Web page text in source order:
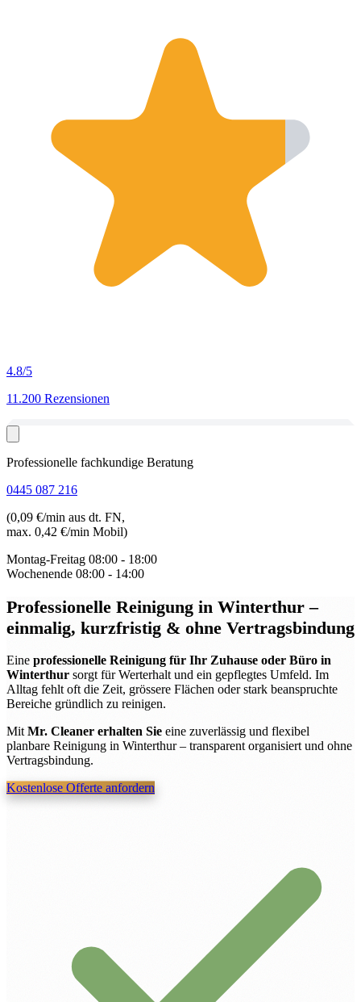
4.8/5
11.200 Rezensionen
Professionelle fachkundige Beratung
0445 087 216
(0,09 €/min aus dt. FN,
max. 0,42 €/min Mobil)
Montag-Freitag 08:00 - 18:00
Wochenende 08:00 - 14:00
Professionelle Reinigung in Winterthur–
einmalig, kurzfristig & ohne Vertragsbindung
Eine professionelle Reinigung für Ihr Zuhause oder Büro in
Winterthur sorgt für Werterhalt und ein gepflegtes Umfeld. Im
Alltag fehlt oft die Zeit, grössere Flächen oder stark beanspruchte
Bereiche gründlich zu reinigen.
Mit Mr. Cleaner erhalten Sie eine zuverlässig und flexibel
planbare Reinigung in Winterthur – transparent organisiert und ohne
Vertragsbindung.
Kostenlose Offerte anfordern